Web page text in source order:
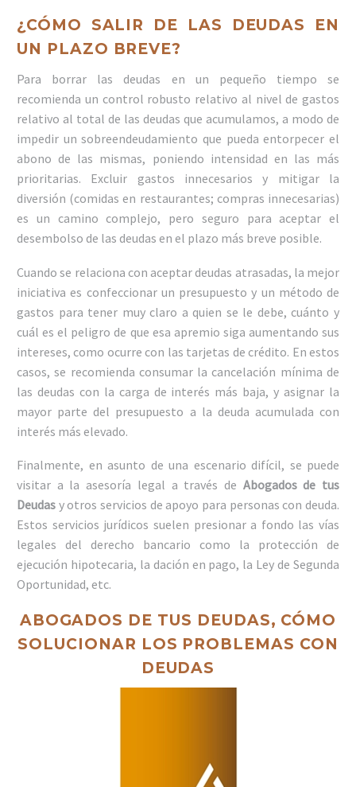
¿CÓMO SALIR DE LAS DEUDAS EN
UN PLAZO BREVE?
Para borrar las deudas en un pequeño tiempo se
recomienda un control robusto relativo al nivel de gastos
relativo al total de las deudas que acumulamos, a modo de
impedir un sobreendeudamiento que pueda entorpecer el
abono de las mismas, poniendo intensidad en las más
prioritarias. Excluir gastos innecesarios y mitigar la
diversión (comidas en restaurantes; compras innecesarias)
es un camino complejo, pero seguro para aceptar el
desembolso de las deudas en el plazo más breve posible.
Cuando se relaciona con aceptar deudas atrasadas, la mejor
iniciativa es confeccionar un presupuesto y un método de
gastos para tener muy claro a quien se le debe, cuánto y
cuál es el peligro de que esa apremio siga aumentando sus
intereses, como ocurre con las tarjetas de crédito. En estos
casos, se recomienda consumar la cancelación mínima de
las deudas con la carga de interés más baja, y asignar la
mayor parte del presupuesto a la deuda acumulada con
interés más elevado.
Finalmente, en asunto de una escenario difícil, se puede
visitar a la asesoría legal a través de Abogados de tus
Deudas y otros servicios de apoyo para personas con deuda.
Estos servicios jurídicos suelen presionar a fondo las vías
legales del derecho bancario como la protección de
ejecución hipotecaria, la dación en pago, la Ley de Segunda
Oportunidad, etc.
ABOGADOS DE TUS DEUDAS, CÓMO
SOLUCIONAR LOS PROBLEMAS CON
DEUDAS